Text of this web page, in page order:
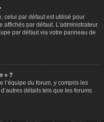
celui par défaut est utilisé pour
par défaut. L’administrateur
par défaut via votre panneau de
» ?
l’équipe du forum, y compris les
détails tels que les forums